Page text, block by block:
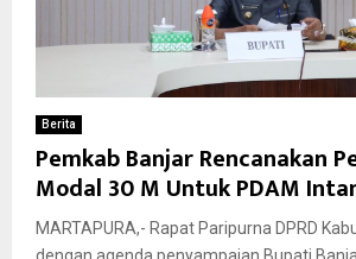
Berita
Pemkab Banjar Rencanakan
Modal 30 M Untuk PDAM
MARTAPURA,- Rapat Paripurna DPRD
dengan agenda penyampaian Bupati